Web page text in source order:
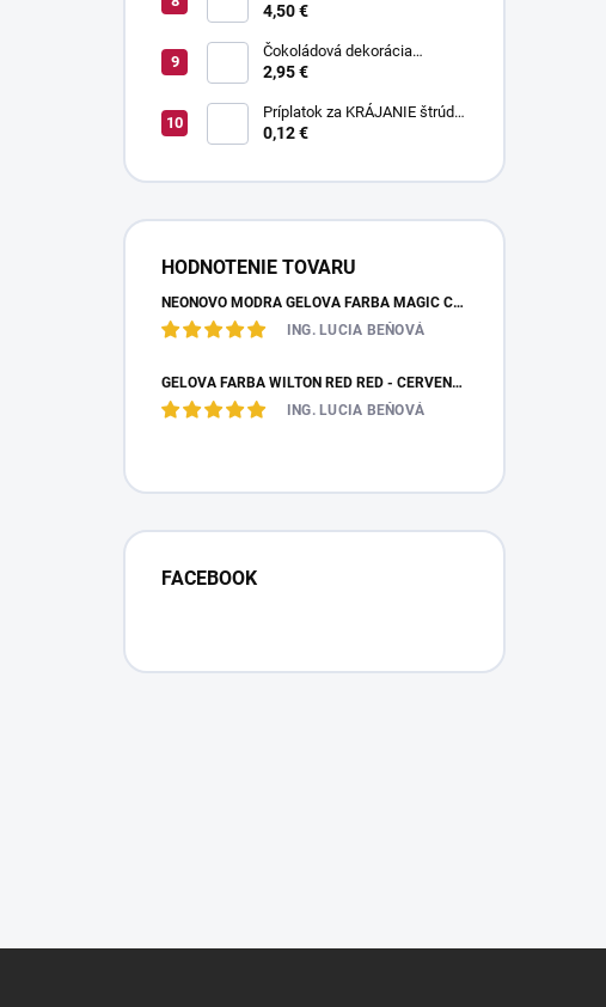
800 g
4,50 €
Čokoládová dekorácia
pruhované paličky TWISTER
2,95 €
Príplatok za KRÁJANIE štrúdle
(1 ks) - zvoľte len pri osobnom
0,12 €
HODNOTENIE TOVARU
NEÓNOVO MODRÁ GELOVÁ FARBA MAGIC COLOURS – JEDLÁ FARBA 32G
ING. LUCIA BEŇOVÁ
GÉLOVÁ FARBA WILTON RED RED - ČERVENÁ 28,35 G
ING. LUCIA BEŇOVÁ
FACEBOOK